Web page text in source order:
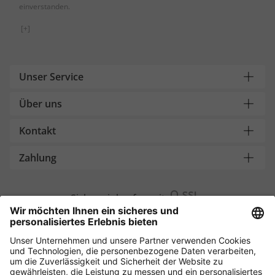
einverstanden.
[+]
Unser Service
Über uns
Kontakt
Zahlung
Sicher einkaufen mit
Weitere Onlineshops
Schweiz